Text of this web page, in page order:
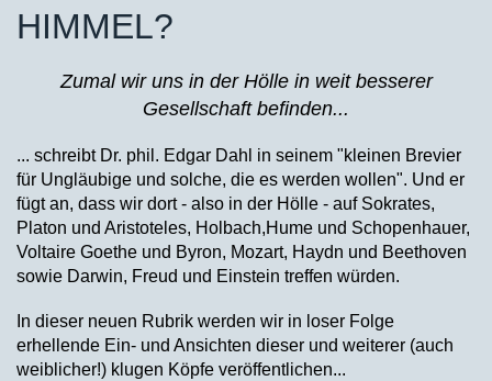
HIMMEL?
Zumal wir uns in der Hölle in weit besserer
Gesellschaft befinden...
... schreibt Dr. phil. Edgar Dahl in seinem "kleinen Brevier
für Ungläubige und solche, die es werden wollen". Und er
fügt an, dass wir dort - also in der Hölle - auf Sokrates,
Platon und Aristoteles, Holbach,Hume und Schopenhauer,
Voltaire Goethe und Byron, Mozart, Haydn und Beethoven
sowie Darwin, Freud und Einstein treffen würden.
In dieser neuen Rubrik werden wir in loser Folge
erhellende Ein- und Ansichten dieser und weiterer (auch
weiblicher!) klugen Köpfe veröffentlichen...